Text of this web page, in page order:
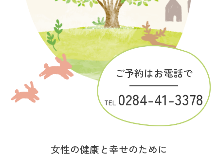
ご予約はお電話で
TEL 0284-41-3378
女性の健康と幸せのために